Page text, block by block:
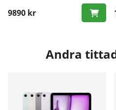
9890 kr
Andra